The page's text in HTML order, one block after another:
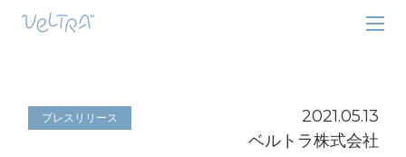
プレスリリース
2021.05.13
ベルトラ株式会社